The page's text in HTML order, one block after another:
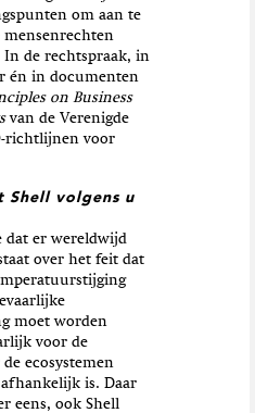
om aan te
mensenrechten
In de rechtspraak, in
én in documenten
on Business
van de Verenigde
richtlijnen voor
Shell volgens u
dat er wereldwijd
over het feit dat
moet worden
voor de
ecosystemen
is. Daar
eens, ook Shell